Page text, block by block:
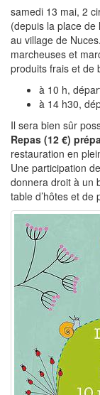
samedi 13 mai, 2
(depuis la place
au village de
marcheuses et
produits frais et de
à 10 h,
à 14 h30,
Il sera bien sûr
Repas (12 €)
restauration en
Une participation
donnera droit à un
table d’hôtes et de